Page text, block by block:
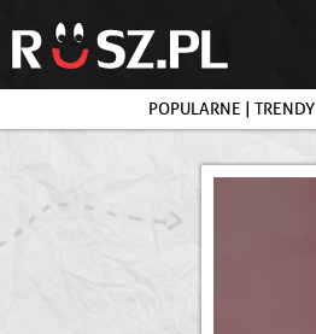
POPULARNE | TRENDY